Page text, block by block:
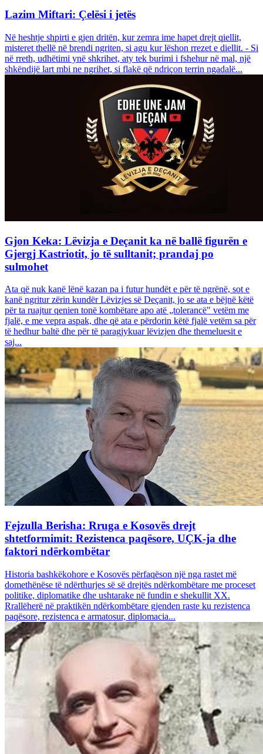
Lazim Miftari: Çelësi i jetës
Në heshtje shpirti e gjen dritën, kur zemra ime hapet drejt qiellit,
misteret thellë në brendi ngriten, si agu kur lëshon rrezet e diellit. - Si
në rreth, udhëtimi ynë shkrihet, aty tek burimi i fshehur në mal, një
shkëndijë lart mbi ne ngrihet, si flakë që ndriçon terrin ngadalë...
Gjon Keka: Lëvizja e Deçanit ka në ballë figurën e
Gjergj Kastriotit, jo të sulltanit; prandaj po
sulmohet
Ata që nuk kanë lënë kazan pa i futur hundët e për të ngrënë, sot e
kanë ngritur zërin kundër Lëvizjes së Deçanit, jo se ata e bëjnë këtë
për ta ruajtur qenien tonë kombëtare apo atë „tolerancë" vetëm me
fjalë, e me vepra aspak, dhe që ata e përdorin këtë fjalë vetëm sa për
të hedhur baltë dhe për të paragjykuar lëvizjen dhe themeluesit e
saj...
Fejzulla Berisha: Rruga e Kosovës drejt
shtetformimit: Rezistenca paqësore, UÇK-ja dhe
faktori ndërkombëtar
Historia bashkëkohore e Kosovës përfaqëson një nga rastet më
domethënëse të ndërthurjes së së drejtës ndërkombëtare me proceset
politike, diplomatike dhe ushtarake në fundin e shekullit XX.
Rrallëherë në praktikën ndërkombëtare gjenden raste ku rezistenca
paqësore, rezistenca e armatosur, diplomacia...